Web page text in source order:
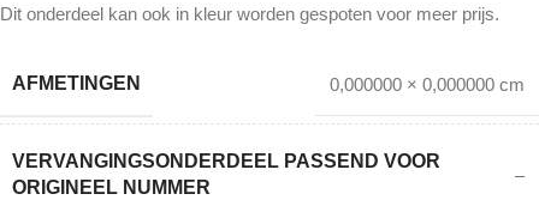
Dit onderdeel kan ook in kleur worden gespoten voor meer prijs.
AFMETINGEN 0,000000 × 0,000000 cm
VERVANGINGSONDERDEEL PASSEND VOOR
ORIGINEEL NUMMER
–